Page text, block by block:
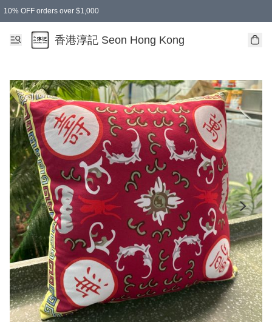
10% OFF orders over $1,000
香港淳記 Seon Hong Kong